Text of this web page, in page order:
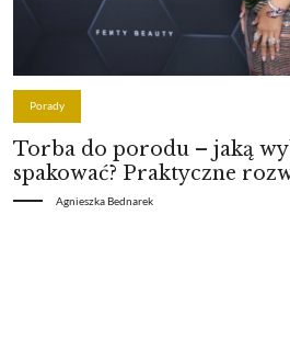
Porady
Torba do porodu – jaką
spakować? Praktyczne
Agnieszka Bednarek